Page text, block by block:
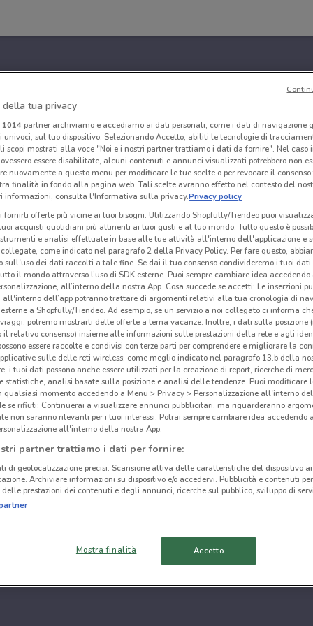
della tua privacy
1014partner archiviamo e accediamo ai dati personali, come i dati di navigazione
sul tuo dispositivo. Selezionando Accetto, abiliti le tecnologie di
scopi mostrati alla voce "Noi e i nostri partner trattiamo i dati da fornire". Nel caso
essere disabilitate, alcuni contenuti e annunci visualizzati potrebbero non
nuovamente a questo menu per modificare le tue scelte o per revocare il
finalità in fondo alla pagina web. Tali scelte avranno effetto nel contesto del
informazioni, consulta l'Informativa sulla privacy.Privacy policy
fornirti offerte più vicine ai tuoi bisogni: Utilizzando Shopfully/Tiendeo puoi
acquisti quotidiani più attinenti ai tuoi gusti e al tuo mondo. Tutto questo è
e analisi effettuate in base alle tue attività all'interno dell'applicazione e
come indicato nel paragrafo 2 della Privacy Policy. Per fare questo,
sull'uso dei dati raccolti a tale fine. Se dai il tuo consenso condivideremo i tuoi dati
il mondo attraverso l’uso di SDK esterne. Puoi sempre cambiare idea accedendo
all’interno della nostra App. Cosa succede se accetti: Le inserzioni
all'interno dell’app potranno trattare di argomenti relativi alla tua cronologia di
a Shopfully/Tiendeo. Ad esempio, se un servizio a noi collegato ci informa
potremo mostrarti delle offerte a tema vacanze. Inoltre, i dati sulla posizione
il relativo consenso) insieme alle informazioni sulle prestazioni della rete e agli
essere raccolte e condivisi con terze parti per comprendere e migliorare la
sulle delle reti wireless, come meglio indicato nel paragrafo 13.b della
i tuoi dati possono anche essere utilizzati per la creazione di report, ricerche di
statistiche, analisi basate sulla posizione e analisi delle tendenze. Puoi modificare
qualsiasi momento accedendo a Menu > Privacy > Personalizzazione all'interno
se rifiuti: Continuerai a visualizzare annunci pubblicitari, ma riguarderanno
non saranno rilevanti per i tuoi interessi. Potrai sempre cambiare idea accedendo
all'interno della nostra App.
partner trattiamo i dati per fornire:
di geolocalizzazione precisi. Scansione attiva delle caratteristiche del dispositivo
Archiviare informazioni su dispositivo e/o accedervi. Pubblicità e contenuti
prestazioni dei contenuti e degli annunci, ricerche sul pubblico, sviluppo di
Mostra finalità Accetto